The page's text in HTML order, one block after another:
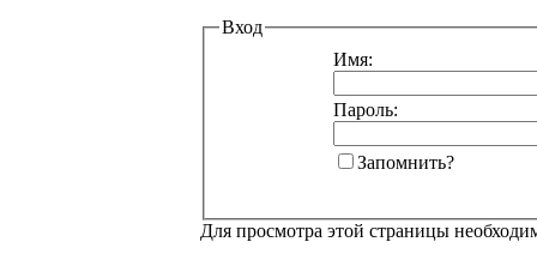
Вход
Имя:
Пароль:
Запомнить?
Для просмотра этой страницы